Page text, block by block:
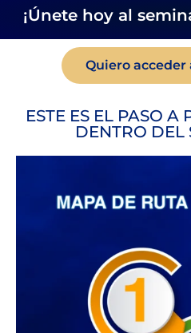
¡Únete hoy al
Quiero acceder
ESTE ES EL PASO A
DENTRO DEL